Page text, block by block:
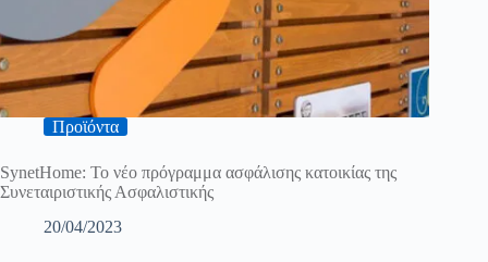
Προϊόντα
SynetHome: Το νέο πρόγραμμα ασφάλισης κατοικίας της
Συνεταιριστικής Ασφαλιστικής
20/04/2023